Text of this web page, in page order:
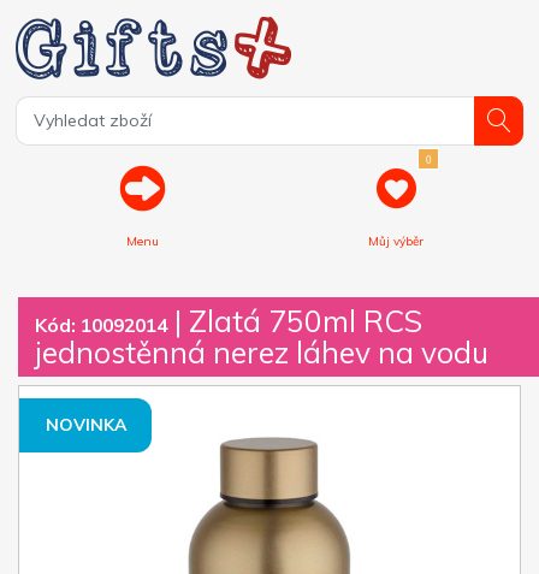
Menu
0
Můj výběr
Kód: 10092014| Zlatá 750ml RCS
jednostěnná nerez láhev na vodu
NOVINKA